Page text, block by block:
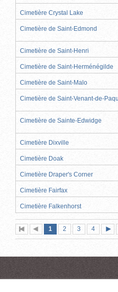
Cimetière Crystal Lake
Cimetière de Saint-Edmond
Cimetière de Saint-Henri
Cimetière de Saint-Herménégilde
Cimetière de Saint-Malo
Cimetière de Saint-Venant-de-
Cimetière de Sainte-Edwidge
Cimetière Dixville
Cimetière Doak
Cimetière Draper's Corner
Cimetière Fairfax
Cimetière Falkenhorst
Première
page
Page
précédente
Page
1 (page
actuelle)
Page
2 Page
3 Page
4